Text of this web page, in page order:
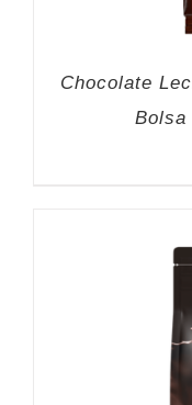
Chocolate
Bolsa